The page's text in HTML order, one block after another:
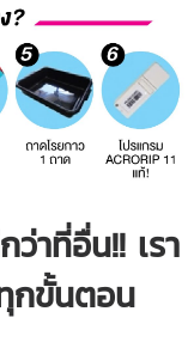
าที่อื่น!! เรา
กขั้นตอน